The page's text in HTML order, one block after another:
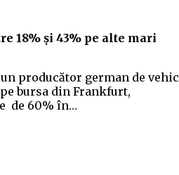
18% şi 43% pe alte mari
producător german de
bursa din Frankfurt,
de 60% în…